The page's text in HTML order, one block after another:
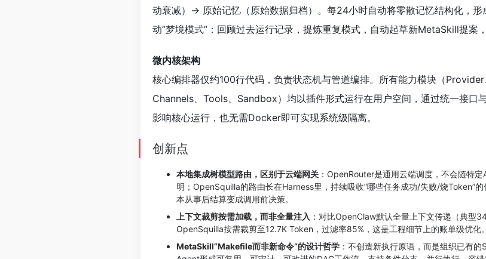
动衰减）→ 原始记忆（原始数据归档）。每24小时自动将零散记忆结构化，形
动”梦境模式”：回顾过去运行记录，提炼重复模式，自动起草新MetaSkill提案
微内核架构
核心编排器仅约100行代码，负责状态机与管道编排。所有能力模块（Provider
Channels、Tools、Sandbox）均以插件形式运行在用户空间，通过统一接口
影响核心运行，也无需Docker即可实现系统级隔离。
创新点
本地集成树模型路由，区别于云端网关 ：OpenRouter是通用云端调度，不会随特
明；OpenSquilla的路由长在Harness里，持续吸收”哪些任务成功/失败/烧Token”
本从事后结算变成调用前决策。
上下文裁剪按需加载，而非全量注入 ：对比OpenClaw默认全量上下文传递（典型
OpenSquilla按需裁剪至12.7K Token，过滤率85%，这是工程细节上的账单级优化。
MetaSkill”Makefile而非新命令”的设计哲学 ：不创造新执行原语，而是组织已有